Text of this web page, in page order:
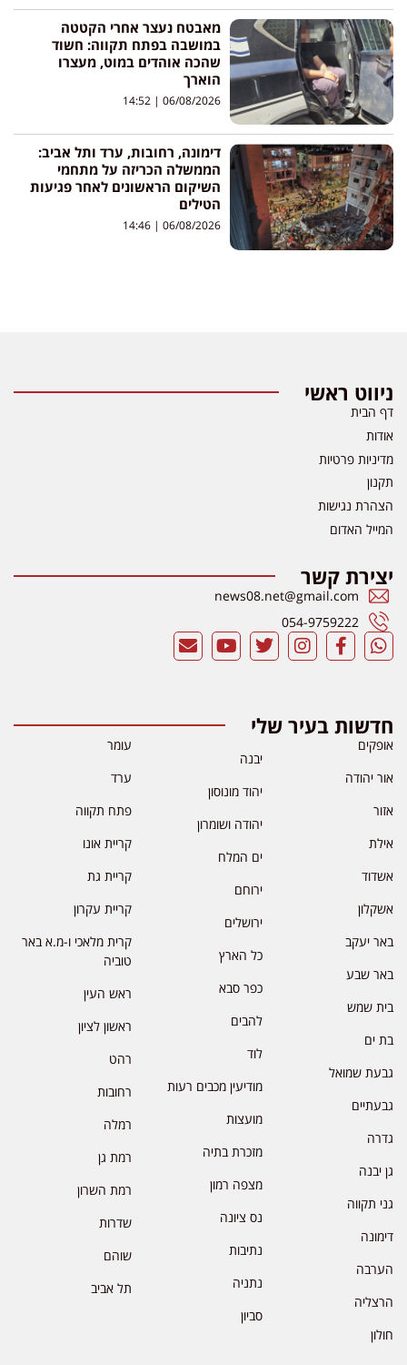
מאבטח נעצר אחרי הקטטה
במושבה בפתח תקווה: חשוד
שהכה אוהדים במוט, מעצרו
הוארך
06/08/2026
דימונה, רחובות, ערד ותל אביב:
הממשלה הכריזה על מתחמי
השיקום הראשונים לאחר פגיעות
הטילים
06/08/2026
ניווט ראשי
דף הבית
אודות
מדיניות פרטיות
תקנון
הצהרת נגישות
המייל האדום
יצירת קשר
news08.net@gmail.com
054-9759222
חדשות בעיר שלי
אופקים
אור יהודה
אזור
אילת
אשדוד
אשקלון
באר יעקב
באר שבע
בית שמש
בת ים
גבעת שמואל
גבעתיים
גדרה
גן יבנה
גני תקווה
דימונה
הערבה
הרצליה
חולון
יבנה
יהוד מונוסון
יהודה ושומרון
ים המלח
ירוחם
ירושלים
כל הארץ
כפר סבא
להבים
לוד
מודיעין מכבים רעות
מועצות
מזכרת בתיה
מצפה רמון
נס ציונה
נתיבות
נתניה
סביון
עומר
ערד
פתח תקווה
קריית אונו
קריית גת
קריית עקרון
קרית מלאכי ו-מ.א באר
טוביה
ראש העין
ראשון לציון
רהט
רחובות
רמלה
רמת גן
רמת השרון
שדרות
שוהם
תל אביב